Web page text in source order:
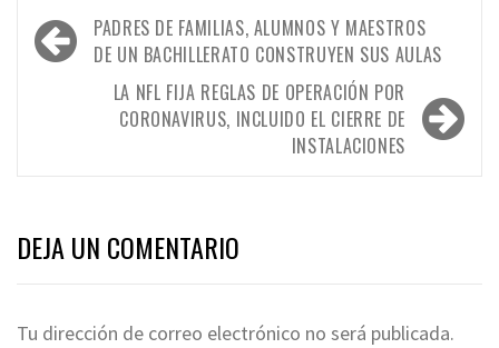
Navegación
de
entradas
PADRES DE FAMILIAS, ALUMNOS Y MAESTROS
DE UN BACHILLERATO CONSTRUYEN SUS AULAS
LA NFL FIJA REGLAS DE OPERACIÓN POR
CORONAVIRUS, INCLUIDO EL CIERRE DE
INSTALACIONES
DEJA UN COMENTARIO
Tu dirección de correo electrónico no será publicada.